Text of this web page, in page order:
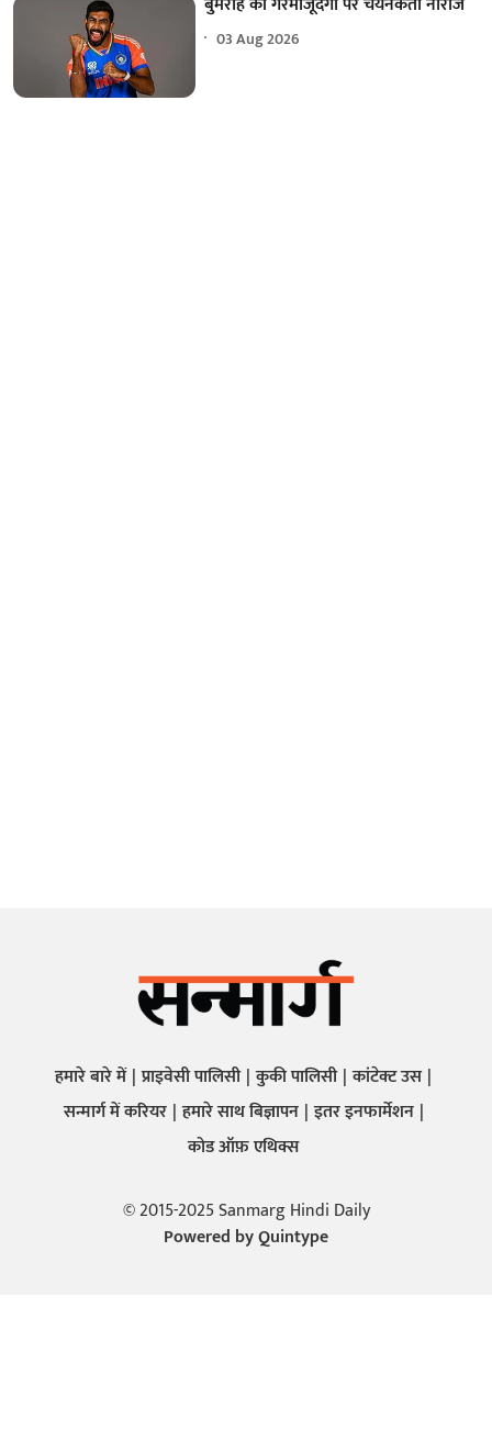
03 Aug 2026
हमारे बारे में प्राइवेसी पालिसी कुकी पालिसी कांटेक्ट उस
सन्मार्ग में करियर हमारे साथ बिज्ञापन इतर इनफार्मेशन
कोड ऑफ़ एथिक्स
© 2015-2025 Sanmarg Hindi Daily
Powered byQuintype